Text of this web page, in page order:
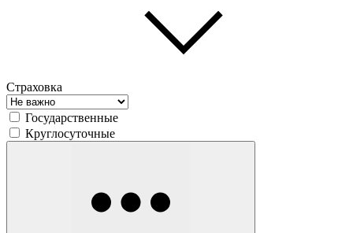
Страховка
Государственные
Круглосуточные